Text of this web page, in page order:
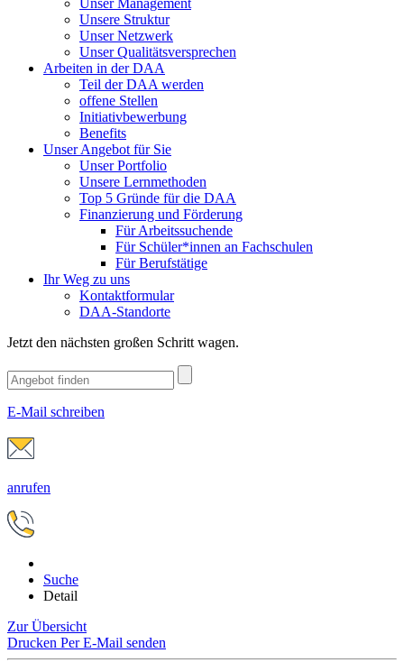
Unser Management
Unsere Struktur
Unser Netzwerk
Unser Qualitätsversprechen
Arbeiten in der DAA
Teil der DAA werden
offene Stellen
Initiativbewerbung
Benefits
Unser Angebot für Sie
Unser Portfolio
Unsere Lernmethoden
Top 5 Gründe für die DAA
Finanzierung und Förderung
Für Arbeitssuchende
Für Schüler*innen an Fachschulen
Für Berufstätige
Ihr Weg zu uns
Kontaktformular
DAA-Standorte
Jetzt den nächsten großen Schritt wagen.
E-Mail schreiben
anrufen
Suche
Detail
Zur Übersicht
Drucken Per E-Mail senden